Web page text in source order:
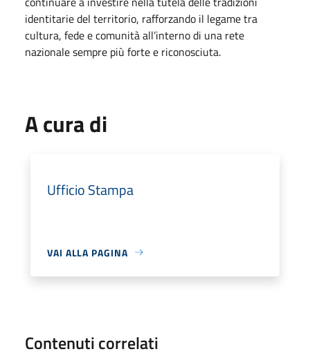
identitarie del territorio, rafforzando il legame tra
cultura, fede e comunità all’interno di una rete
nazionale sempre più forte e riconosciuta.
A cura di
Ufficio Stampa
VAI ALLA PAGINA
Contenuti correlati